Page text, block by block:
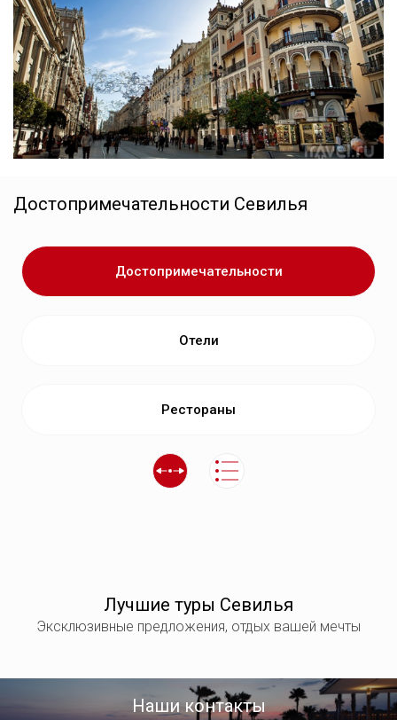
Достопримечательности Севилья
Достопримечательности
Отели
Рестораны
Лучшие туры Севилья
Эксклюзивные предложения, отдых вашей мечты
Наши контакты